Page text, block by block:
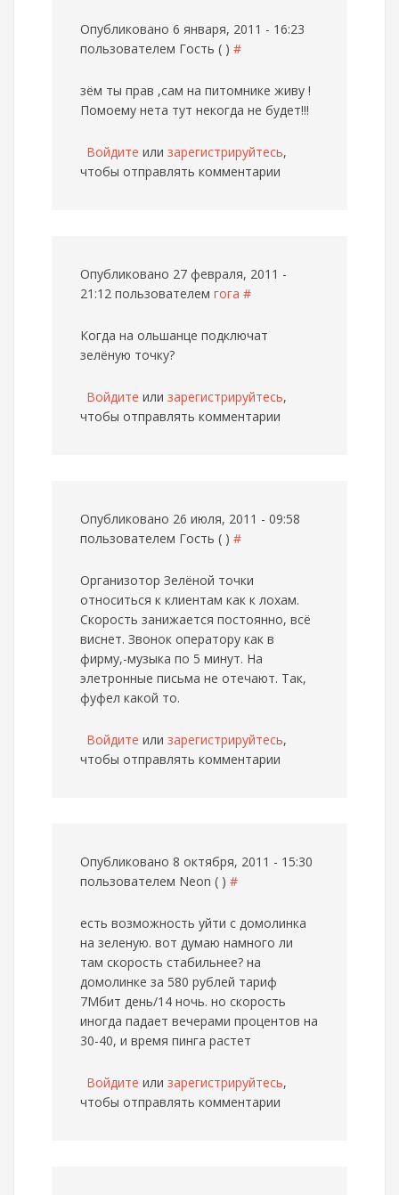
Опубликовано 6 января, 2011 - 16:23
пользователем Гость ( ) #
зём ты прав ,сам на питомнике живу !
Помоему нета тут некогда не будет!!!
Войдите или зарегистрируйтесь,
чтобы отправлять комментарии
Опубликовано 27 февраля, 2011 -
21:12 пользователем гога #
Когда на ольшанце подключат
зелёную точку?
Войдите или зарегистрируйтесь,
чтобы отправлять комментарии
Опубликовано 26 июля, 2011 - 09:58
пользователем Гость ( ) #
Организотор Зелёной точки
относиться к клиентам как к лохам.
Скорость занижается постоянно, всё
виснет. Звонок оператору как в
фирму,-музыка по 5 минут. На
элетронные письма не отечают. Так,
фуфел какой то.
Войдите или зарегистрируйтесь,
чтобы отправлять комментарии
Опубликовано 8 октября, 2011 - 15:30
пользователем Neon ( ) #
есть возможность уйти с домолинка
на зеленую. вот думаю намного ли
там скорость стабильнее? на
домолинке за 580 рублей тариф
7Мбит день/14 ночь. но скорость
иногда падает вечерами процентов на
30-40, и время пинга растет
Войдите или зарегистрируйтесь,
чтобы отправлять комментарии